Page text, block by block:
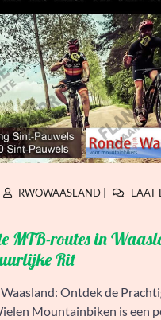
GEPLAATST
RWOWAASLAND |
LAAT
MTB-routes in
Rit
Ontdek de
Mountainbiken is een